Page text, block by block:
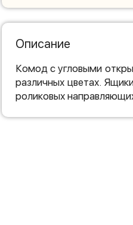
Описание
Комод с угловыми
различных цветах.
роликовых